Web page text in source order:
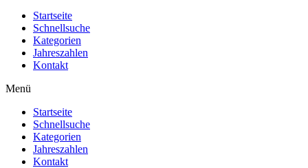
Startseite
Schnellsuche
Kategorien
Jahreszahlen
Kontakt
Menü
Startseite
Schnellsuche
Kategorien
Jahreszahlen
Kontakt